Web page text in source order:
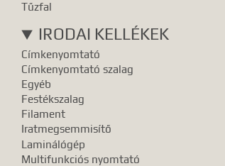
Tűzfal
IRODAI KELLÉKEK
Címkenyomtató
Címkenyomtató szalag
Egyéb
Festékszalag
Filament
Iratmegsemmisítő
Laminálógép
Multifunkciós nyomtató